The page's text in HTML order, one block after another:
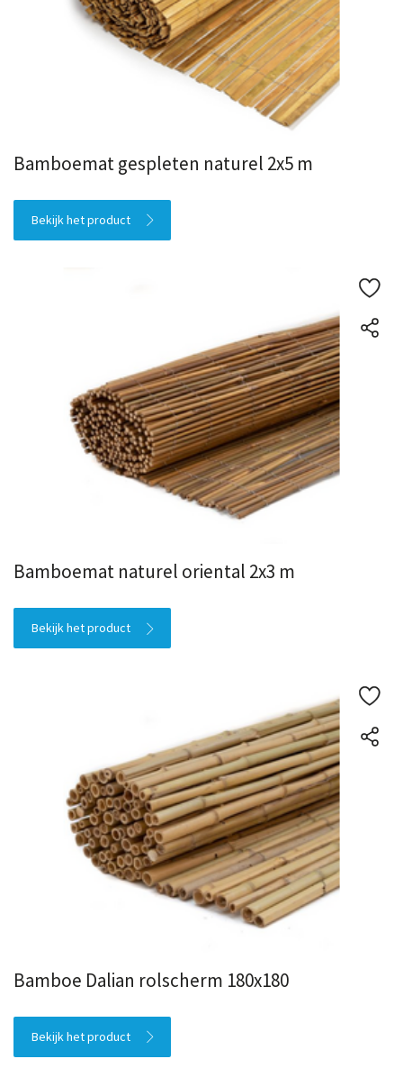
Bamboemat gespleten naturel 2x5 m
Bekijk het product
Bamboemat naturel oriental 2x3 m
Bekijk het product
Bamboe Dalian rolscherm 180x180
Bekijk het product